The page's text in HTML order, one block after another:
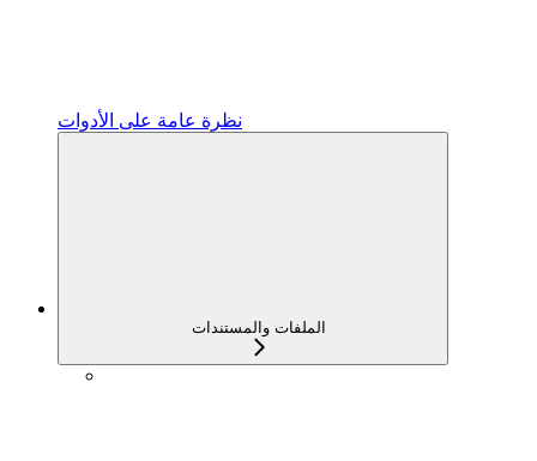
نظرة عامة على الأدوات
الملفات والمستندات